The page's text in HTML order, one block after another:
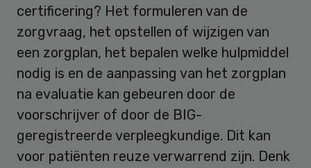
certificering? Het formuleren van de
zorgvraag, het opstellen of wijzigen van
een zorgplan, het bepalen welke hulpmiddel
nodig is en de aanpassing van het zorgplan
na evaluatie kan gebeuren door de
voorschrijver of door de BIG-
geregistreerde verpleegkundige. Dit kan
voor patiënten reuze verwarrend zijn. Denk